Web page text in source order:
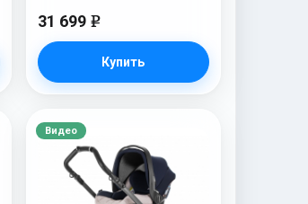
31 699 e
Купить
Видео